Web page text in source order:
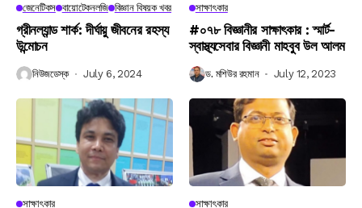
জেনেটিকস বায়োটেকনলজি বিজ্ঞান বিষয়ক খবর
গ্রীনল্যান্ড শার্ক: দীর্ঘায়ু জীবনের রহস্য
উন্মোচন
নিউজডেস্ক July 6, 2024
সাক্ষাৎকার
#০৭৮ বিজ্ঞানীর সাক্ষাৎকার : স্মার্ট-
স্বাস্থ্যসেবার বিজ্ঞানী মাহবুব উল আলম
ড. মশিউর রহমান July 12, 2023
সাক্ষাৎকার সাক্ষাৎকার